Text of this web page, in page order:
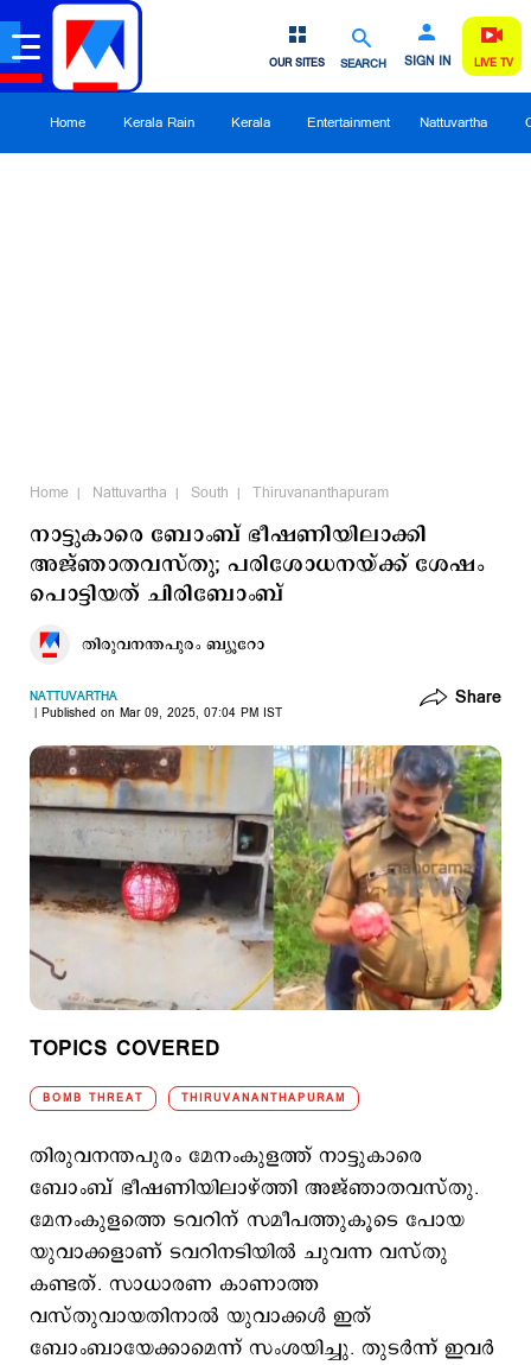
SEARCH SIGN IN
OUR SITES LIVE TV
Home Kerala Rain Kerala Entertainment Nattuvartha
Home Nattuvartha South Thiruvananthapuram
നാട്ടുകാരെ ബോംബ് ഭീഷണിയിലാക്കി
അജ്ഞാതവസ്തു; പരിശോധനയ്ക്ക് ശേഷം
പൊട്ടിയത് ചിരിബോംബ്
തിരുവനന്തപുരം ബ്യൂറോ
NATTUVARTHA
Published on Mar 09, 2025, 07:04 PM IST
Share
TOPICS COVERED
BOMB THREAT THIRUVANANTHAPURAM
തിരുവനന്തപുരം മേനംകുളത്ത് നാട്ടുകാരെ
ബോംബ് ഭീഷണിയിലാഴ്ത്തി അജ്ഞാതവസ്തു.
മേനംകുളത്തെ ടവറിന് സമീപത്തുകൂടെ പോയ
യുവാക്കളാണ് ടവറിനടിയില്‍ ചുവന്ന വസ്തു
കണ്ടത്. സാധാരണ കാണാത്ത
വസ്തുവായതിനാല്‍ യുവാക്കള്‍ ഇത്
ബോംബായേക്കാമെന്ന് സംശയിച്ചു. തുടര്‍ന്ന് ഇവര്‍